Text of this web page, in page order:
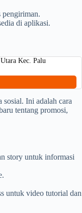
pengiriman.
di aplikasi.
Kec. Palu
Ini adalah cara
tentang promosi,
story untuk informasi
untuk video tutorial dan